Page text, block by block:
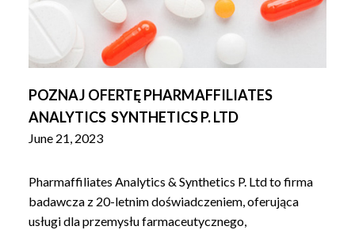
POZNAJ OFERTĘ PHARMAFFILIATES
ANALYTICS SYNTHETICS P. LTD
June 21, 2023
Pharmaffiliates Analytics & Synthetics P. Ltd to firma
badawcza z 20-letnim doświadczeniem, oferująca
usługi dla przemysłu farmaceutycznego,